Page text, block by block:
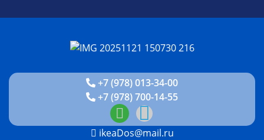
+7 (978) 013-34-00
+7 (978) 700-14-55
ikeaDos@mail.ru